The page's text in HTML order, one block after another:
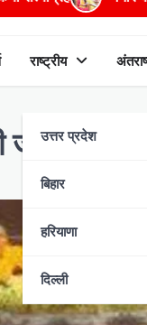
राष्ट्रीय
उत्तर प्रदेश
बिहार
हरियाणा
दिल्ली
जड़ है खाद्य